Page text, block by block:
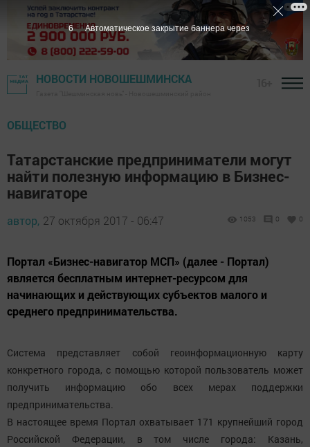
НОВОСТИ НОВОШЕШМИНСКА
ОБЩЕСТВО
Татарстанские предприниматели могут
найти полезную информацию в Бизнес-
навигаторе
автор, 27 октября 2017 - 06:47 1053 0 0
Портал «Бизнес-навигатор МСП» (далее - Портал)
является бесплатным интернет-ресурсом для
начинающих и действующих субъектов малого и
среднего предпринимательства.
Система представляет собой геоинформационную карту
конкретного города, с помощью которой пользователь может
получить информацию обо всех мерах поддержки
предпринимательства.
В настоящее время Портал охватывает 171 крупнейший город
Российской Федерации, в том числе города: Казань,
5 Автоматическое закрытие баннера через